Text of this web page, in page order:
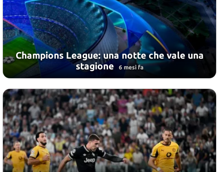
Champions League: una notte che vale una
stagione
6 mesi fa